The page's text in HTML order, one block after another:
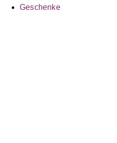
Geschenke